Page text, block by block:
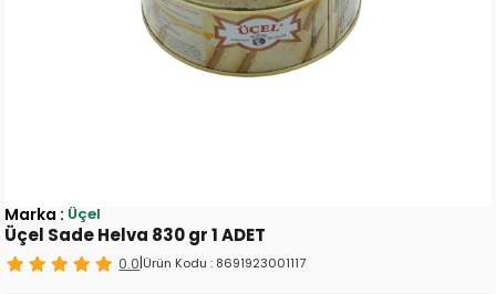
Üçel Sade Helva 830 gr 1 ADET
0.0|Ürün Kodu : 8691923001117
Marka : Üçel